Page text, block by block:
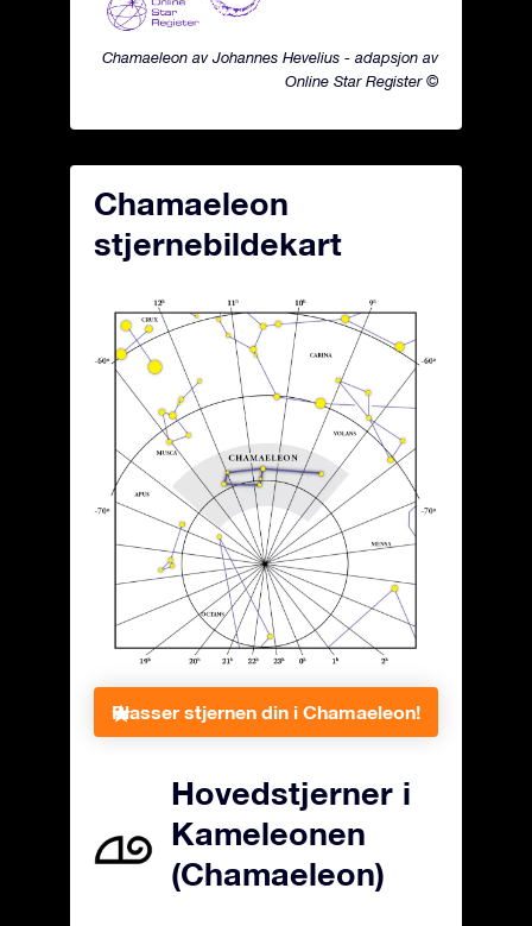
Chamaeleon av Johannes Hevelius - adapsjon av
Online Star Register ©
Chamaeleon
stjernebildekart
Plasser stjernen din i Chamaeleon!
Hovedstjerner i
Kameleonen
(Chamaeleon)